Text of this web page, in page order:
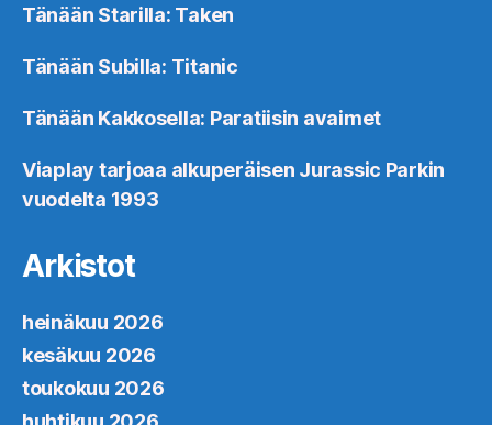
Tänään Starilla: Taken
Tänään Subilla: Titanic
Tänään Kakkosella: Paratiisin avaimet
Viaplay tarjoaa alkuperäisen Jurassic Parkin
vuodelta 1993
Arkistot
heinäkuu 2026
kesäkuu 2026
toukokuu 2026